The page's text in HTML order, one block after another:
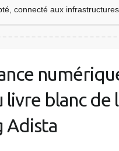
connecté aux
livre blanc de
Adista